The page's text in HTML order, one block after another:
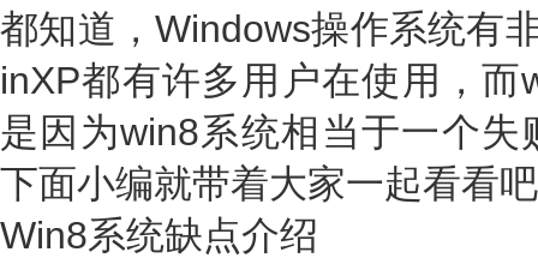
都知道，Windows操作系统有
inXP都有许多用户在使用，
是因为win8系统相当于一个
下面小编就带着大家一起看看
Win8系统缺点介绍